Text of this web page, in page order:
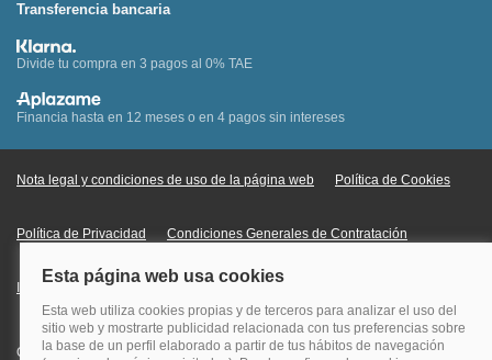
Transferencia bancaria
Divide tu compra en 3 pagos al 0% TAE
Financia hasta en 12 meses o en 4 pagos sin intereses
Nota legal y condiciones de uso de la página web Política de Cookies
Política de Privacidad Condiciones Generales de Contratación
Información Legal sobre Mercados en Línea
Quehoteles.com - Especialistas en hoteles © Copyright Veturis Travel S.A.